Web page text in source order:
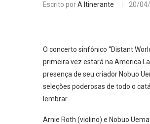
Escrito porA Itinerante 20/
O concerto sinfônico “Distant
primeira vez estará na America
presença de seu criador Nobuo
seleções poderosas de todo o
lembrar.
Arnie Roth (violino) e Nobuo